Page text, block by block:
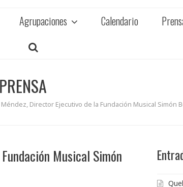
Agrupaciones Calendario
PRENSA
Director Ejecutivo de la Fundación Musical Simón
Musical Simón